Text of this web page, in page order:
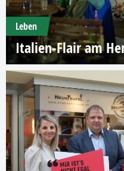
Leben
Italien-Flair am